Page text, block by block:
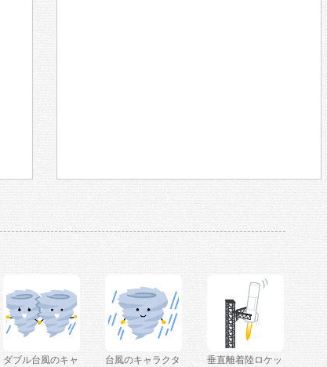
ダブル台風のキャ
台風のキャラクタ
垂直離着陸ロケッ